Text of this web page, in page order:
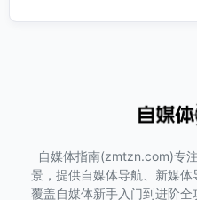
自媒体指南(zmtzn.com)专
景，提供自媒体导航、新媒体
覆盖自媒体新手入门到进阶